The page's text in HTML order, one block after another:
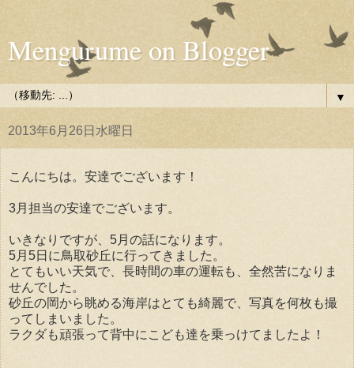
Mengurume on Blogger
▼
2013年6月26日水曜日
こんにちは。安達でございます！
3月担当の安達でございます。
いきなりですが、5月の話になります。
5月5日に鳥取砂丘に行ってきました。
とてもいい天気で、長時間の車の運転も、全然苦になりま
せんでした。
砂丘の岡から眺める海岸はとても綺麗で、写真を何枚も撮
ってしまいました。
ラクダも頑張って背中にこども達を乗っけてましたよ！